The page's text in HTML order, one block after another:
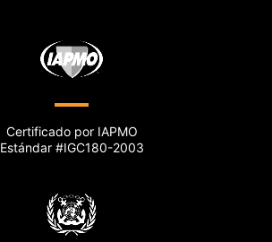
Certificado por IAPMO
Estándar #IGC180-2003